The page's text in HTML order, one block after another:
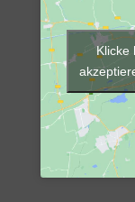
Klicke